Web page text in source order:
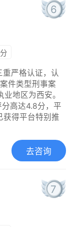
6
严格认证，认
件类型刑事案
地区为西安。
高达4.8分，平
获得平台特别推
去咨询
7